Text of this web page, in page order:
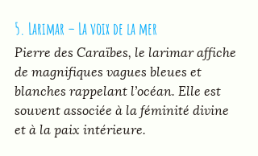
5. Larimar – La voix de la mer
Pierre des Caraïbes, le larimar affiche
de magnifiques vagues bleues et
blanches rappelant l’océan. Elle est
souvent associée à la féminité divine
et à la paix intérieure.